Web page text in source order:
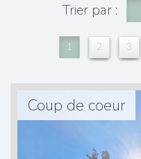
Trier par :
1 2 3
Coup de coeur